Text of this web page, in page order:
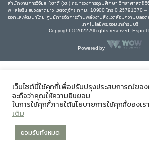
สำนักงานการวิจัยแห่งชาติ (วช.) กระทรวงการอุดมศึกษา วิทยาศาสตร์
พหลโยธิน แขวงลาดยาว เขตจตุจักร กทม. 10900 โทร 0 25791370
ออกและพัฒนาโดย ศูนย์การจัดการด้านพลังงานสิ่งแวดล้อมความปลอด
เทคโนโลยีพระจอมเกล้าธนบุรี
Copyright © 2022 All rights reserved, Esprel
Powered by
เว็บไซต์นี้ใช้คุกกี้เพื่อปรับปรุงประสบการณ์ของ
จะถือว่าคุณให้ความยินยอม
ในการใช้คุกกี้ภายใต้นโยบายการใช้คุกกี้ของเรา
เติม
ยอมรับทั้งหมด